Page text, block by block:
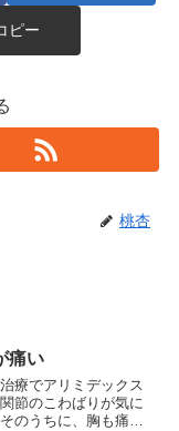
ピー
桃杏
痛い
療でアリミデックス
節のこわばりが気に
のうちに、胸も痛く